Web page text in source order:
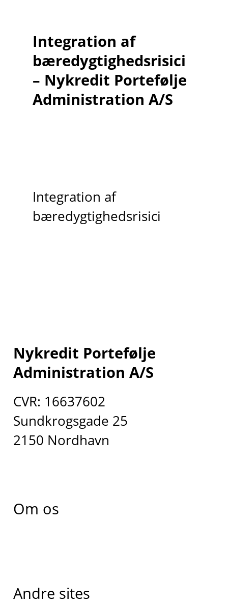
Integration af
bæredygtighedsrisici
– Nykredit Portefølje
Administration A/S
Integration af
bæredygtighedsrisici
Nykredit Portefølje
Administration A/S
CVR: 16637602
Sundkrogsgade 25
2150 Nordhavn
Om os
Andre sites